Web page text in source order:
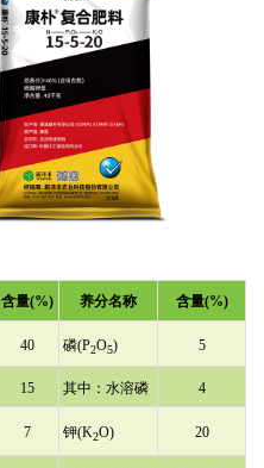
含量(%) 养分名称 含量(%)
40 磷(P2O5) 5
15 其中：水溶磷
4
7 钾(K2O) 20